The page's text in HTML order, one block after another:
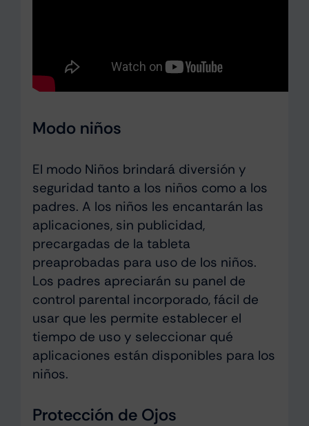
Modo niños
El modo Niños brindará diversión y
seguridad tanto a los niños como a los
padres. A los niños les encantarán las
aplicaciones, sin publicidad,
precargadas de la tableta
preaprobadas para uso de los niños.
Los padres apreciarán su panel de
control parental incorporado, fácil de
usar que les permite establecer el
tiempo de uso y seleccionar qué
aplicaciones están disponibles para los
niños.
Protección de Ojos